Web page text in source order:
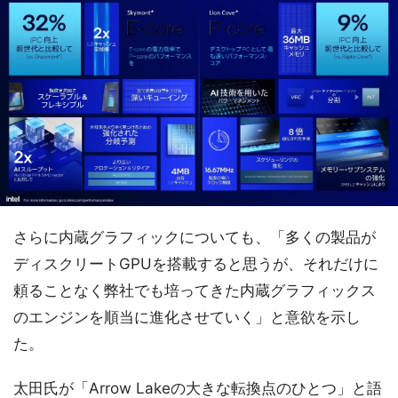
さらに内蔵グラフィックについても、「多くの製品が
ディスクリートGPUを搭載すると思うが、それだけに
頼ることなく弊社でも培ってきた内蔵グラフィックス
のエンジンを順当に進化させていく」と意欲を示し
た。
太田氏が「Arrow Lakeの大きな転換点のひとつ」と語